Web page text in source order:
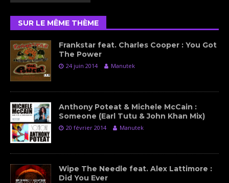
SUR LE MÊME THÈME
Frankstar feat. Charles Cooper : You Got
The Power
24 juin 2014 Manutek
Anthony Poteat & Michele McCain :
Someone (Earl Tutu & John Khan Mix)
20 février 2014 Manutek
Wipe The Needle feat. Alex Lattimore :
Did You Ever